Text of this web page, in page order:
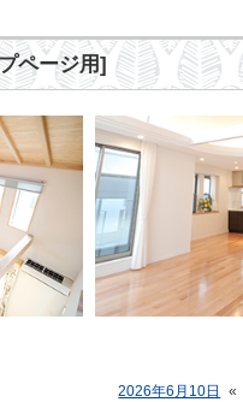
ページ用]
2026年6月10日 «